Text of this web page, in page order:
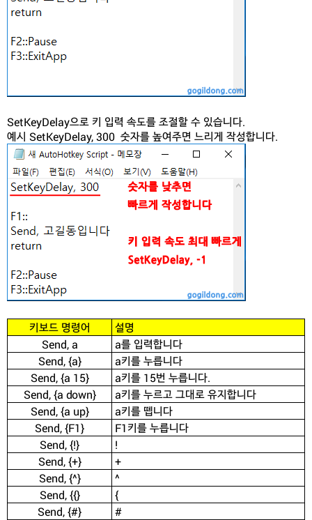
SetKeyDelay으로 키 입력 속도를 조절할 수 있습니다.
예시 SetKeyDelay, 300 숫자를 높여주면 느리게 작성합니다.
키보드 명령어
설명
Send, a
a를 입력합니다
Send, {a}
a키를 누릅니다
Send, {a 15}
a키를 15번 누릅니다.
Send, {a down}
a키를 누르고 그대로 유지합니다
Send, {a up}
a키를 뗍니다
Send, {F1}
F1키를 누릅니다
Send, {!}
!
Send, {+}
+
Send, {^}
^
Send, {{}
{
Send, {#}
#